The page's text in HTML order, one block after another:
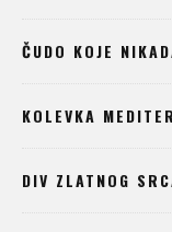
ČUDO KOJE
KOLEVKA
DIV ZLATNOG